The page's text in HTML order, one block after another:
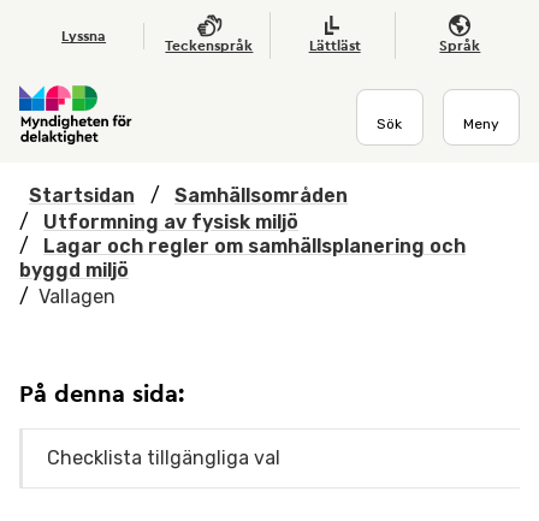
Hoppa till huvudmenyn
Lyssna
Teckenspråk Lättläst Språk
Sök Meny
Startsidan /
Samhällsområden
/
Utformning av fysisk miljö
/
Lagar och regler om samhällsplanering och
byggd miljö
/ Vallagen
På denna sida:
Checklista tillgängliga val